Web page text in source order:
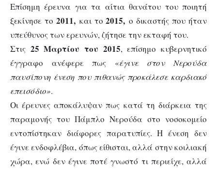
Επίσημη έρευνα για τα αίτια θανάτου του ποιητή
ξεκίνησε το 2011, και το2015,ο δικαστής που ήταν
υπεύθυνος των ερευνών, ζήτησε την εκταφή του.
Στις 25 Μαρτίου του 2015, επίσημο κυβερνητικό
έγγραφο ανέφερε πως «έγινε στον Νερούδα
παυσίπονη ένεση που πιθανώς προκάλεσε καρδιακό
επεισόδιο».
Οι έρευνες αποκάλυψαν πως κατά τη διάρκεια της
παραμονής του Πάμπλο Νερούδα στο νοσοκομείο
εντοπίστηκαν διάφορες παρατυπίες. Η ένεση δεν
έγινε ενδοφλέβια, όπως είθισται, αλλά στην κοιλιακή
χώρα, ενώ δεν έγινε ποτέ γνωστό τι περιείχε, αλλά